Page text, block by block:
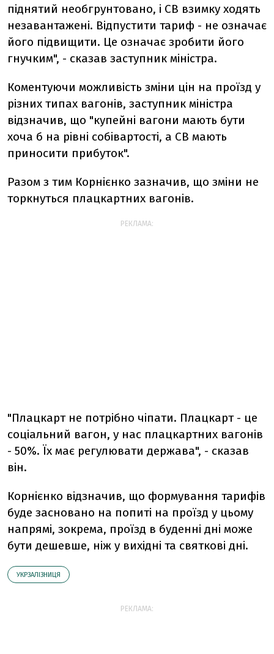
піднятий необгрунтовано, і СВ взимку ходять
незавантажені. Відпустити тариф - не означає
його підвищити. Це означає зробити його
гнучким", - сказав заступник міністра.
Коментуючи можливість зміни цін на проїзд у
різних типах вагонів, заступник міністра
відзначив, що "купейні вагони мають бути
хоча б на рівні собівартості, а СВ мають
приносити прибуток".
Разом з тим Корнієнко зазначив, що зміни не
торкнуться плацкартних вагонів.
РЕКЛАМА:
"Плацкарт не потрібно чіпати. Плацкарт - це
соціальний вагон, у нас плацкартних вагонів
- 50%. Їх має регулювати держава", - сказав
він.
Корнієнко відзначив, що формування тарифів
буде засновано на попиті на проїзд у цьому
напрямі, зокрема, проїзд в буденні дні може
бути дешевше, ніж у вихідні та святкові дні.
УКРЗАЛІЗНИЦЯ
РЕКЛАМА: